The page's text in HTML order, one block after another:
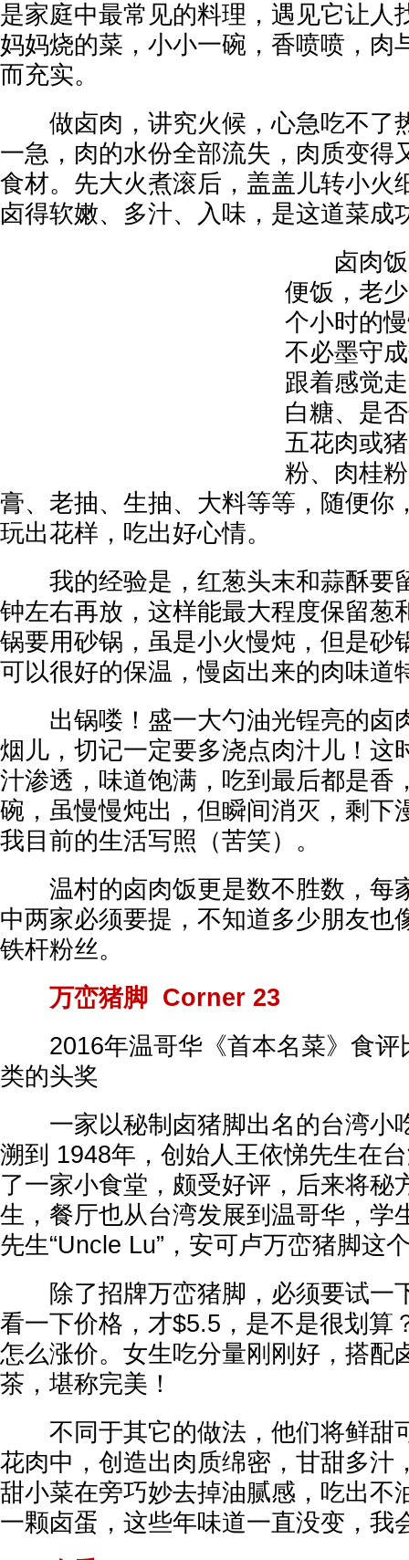
是家庭中最常见的料理，遇见它让人
妈妈烧的菜，小小一碗，香喷喷，肉
而充实。
做卤肉，讲究火候，心急吃不了
一急，肉的水份全部流失，肉质变得
食材。先大火煮滚后，盖盖儿转小火
卤得软嫩、多汁、入味，是这道菜成
卤肉饭
便饭，老
个小时的
不必墨守
跟着感觉
白糖、是
五花肉或
粉、肉桂
膏、老抽、生抽、大料等等，随便你
玩出花样，吃出好心情。
我的经验是，红葱头末和蒜酥要
钟左右再放，这样能最大程度保留葱
锅要用砂锅，虽是小火慢炖，但是砂
可以很好的保温，慢卤出来的肉味道
出锅喽！盛一大勺油光锃亮的卤
烟儿，切记一定要多浇点肉汁儿！这
汁渗透，味道饱满，吃到最后都是香
碗，虽慢慢炖出，但瞬间消灭，剩下
我目前的生活写照（苦笑）。
温村的卤肉饭更是数不胜数，每
中两家必须要提，不知道多少朋友也
铁杆粉丝。
万峦猪脚 Corner 23
2016年温哥华《首本名菜》食评
类的头奖
一家以秘制卤猪脚出名的台湾小
溯到 1948年，创始人王依悌先生在
了一家小食堂，颇受好评，后来将秘
生，餐厅也从台湾发展到温哥华，学
先生“Uncle Lu”，安可卢万峦猪脚这
除了招牌万峦猪脚，必须要试一
看一下价格，才$5.5，是不是很划算
怎么涨价。女生吃分量刚刚好，搭配
茶，堪称完美！
不同于其它的做法，他们将鲜甜
花肉中，创造出肉质绵密，甘甜多汁
甜小菜在旁巧妙去掉油腻感，吃出不
一颗卤蛋，这些年味道一直没变，我